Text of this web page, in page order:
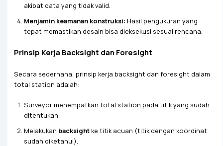
akibat data yang tidak valid.
Menjamin keamanan konstruksi: Hasil pengukuran yang
tepat memastikan desain bisa dieksekusi sesuai rencana.
Prinsip Kerja Backsight dan Foresight
Secara sederhana, prinsip kerja backsight dan foresight dalam
total station adalah:
Surveyor menempatkan total station pada titik yang sudah
ditentukan.
Melakukan backsightke titik acuan (titik dengan koordinat
sudah diketahui).